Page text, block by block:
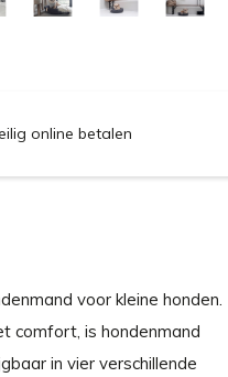
online betalen
voor kleine honden.
comfort, is hondenmand
in vier verschillende